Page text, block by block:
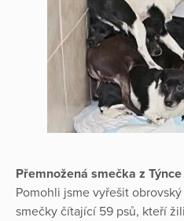
Přemnožená smečka z Týnce
Pomohli jsme vyřešit
smečky čítající 59 psů, kteří